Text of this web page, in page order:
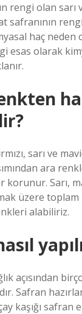
rengi olan sarı
safranının
haç neden
esas olarak
sarı ve
ara
Sarı,
üzere
alabiliriz.
açısından
Safran
kaşığı safran